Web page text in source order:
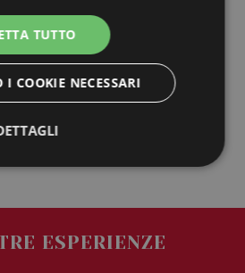
ESPERIENZE
TUTTO
I COOKIE NECESSARI